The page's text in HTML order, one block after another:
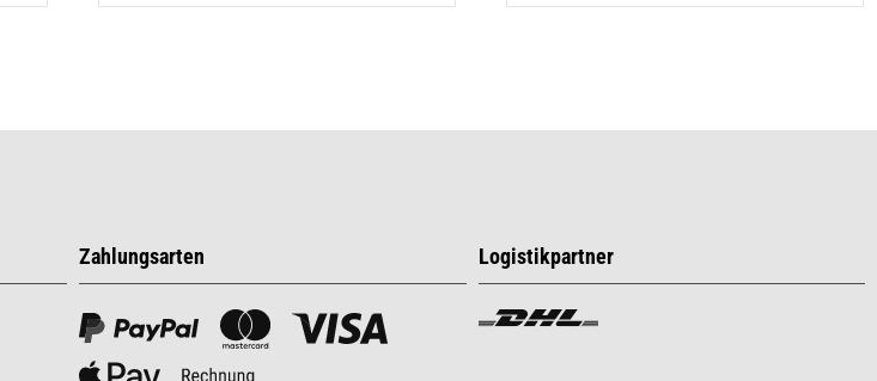
Zahlungsarten Logistikpartner